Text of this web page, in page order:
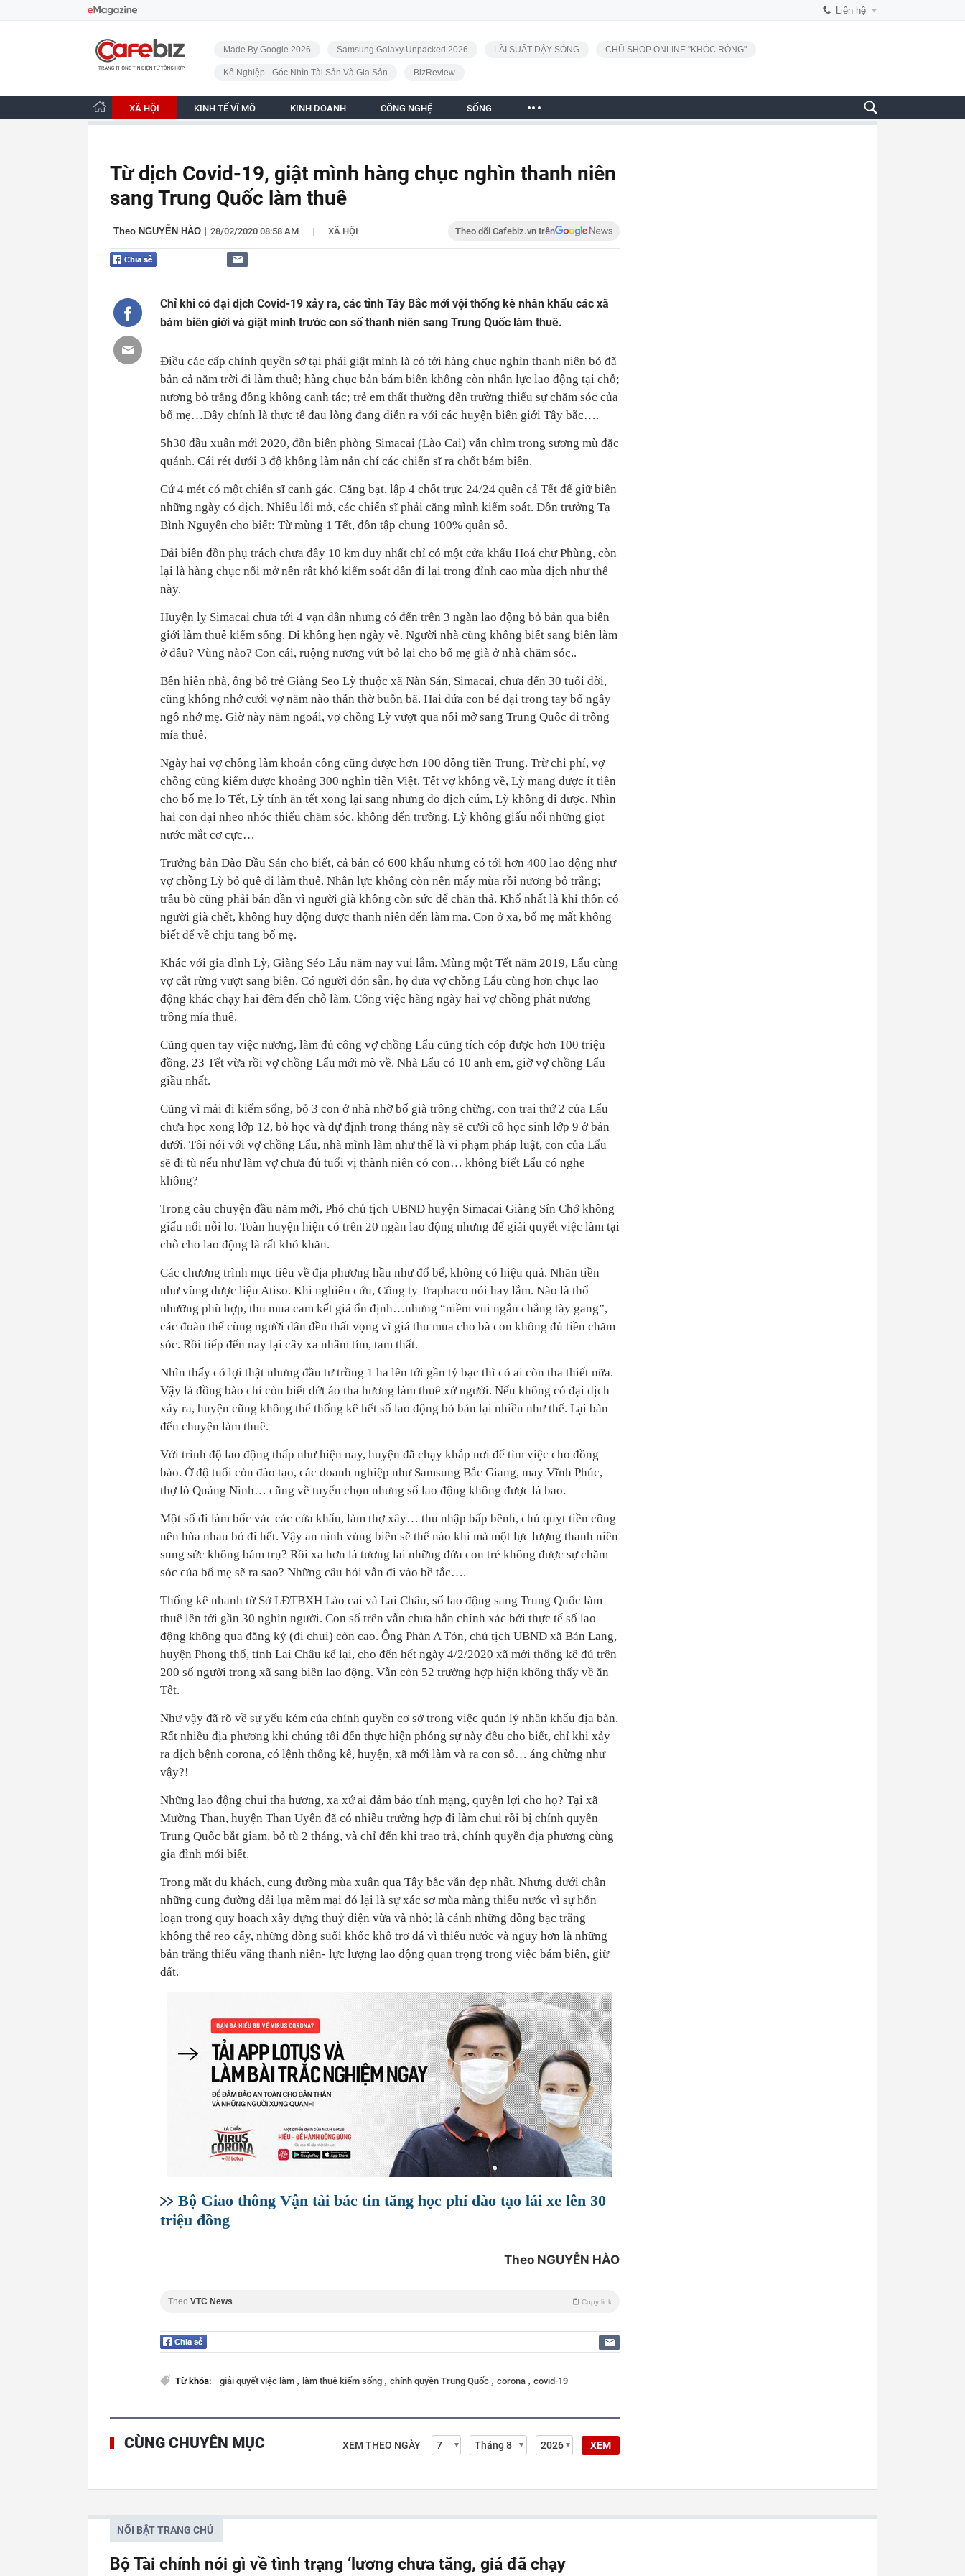
Liên hệ
CafeBiz - Trang chủ
Made By Google 2026 Samsung Galaxy Unpacked 2026 LÃI SUẤT DẬY SÓNG CHỦ SHOP ONLINE "KHÓC RÒNG"
Kế Nghiệp - Góc Nhìn Tài Sản Và Gia Sản BizReview
XÃ HỘI KINH TẾ VĨ MÔ KINH DOANH CÔNG NGHỆ SỐNG
Từ dịch Covid-19, giật mình hàng chục nghìn thanh niên
sang Trung Quốc làm thuê
Theo NGUYỄN HÀO 28/02/2020 08:58 AM | XÃ HỘI Theo dõi Cafebiz.vn trên
Chỉ khi có đại dịch Covid-19 xảy ra, các tỉnh Tây Bắc mới vội thống kê nhân khẩu các xã
bám biên giới và giật mình trước con số thanh niên sang Trung Quốc làm thuê.
Điều các cấp chính quyền sở tại phải giật mình là có tới hàng chục nghìn thanh niên bỏ đã
bản cả năm trời đi làm thuê; hàng chục bản bám biên không còn nhân lực lao động tại chỗ;
nương bỏ trắng đồng không canh tác; trẻ em thất thường đến trường thiếu sự chăm sóc của
bố mẹ…Đây chính là thực tế đau lòng đang diễn ra với các huyện biên giới Tây bắc….
5h30 đầu xuân mới 2020, đồn biên phòng Simacai (Lào Cai) vẫn chìm trong sương mù đặc
quánh. Cái rét dưới 3 độ không làm nản chí các chiến sĩ ra chốt bám biên.
Cứ 4 mét có một chiến sĩ canh gác. Căng bạt, lập 4 chốt trực 24/24 quên cả Tết để giữ biên
những ngày có dịch. Nhiều lối mở, các chiến sĩ phải căng mình kiểm soát. Đồn trưởng Tạ
Bình Nguyên cho biết: Từ mùng 1 Tết, đồn tập chung 100% quân số.
Dải biên đồn phụ trách chưa đầy 10 km duy nhất chỉ có một cửa khẩu Hoá chư Phùng, còn
lại là hàng chục nối mở nên rất khó kiểm soát dân đi lại trong đỉnh cao mùa dịch như thế
này.
Huyện lỵ Simacai chưa tới 4 vạn dân nhưng có đến trên 3 ngàn lao động bỏ bản qua biên
giới làm thuê kiếm sống. Đi không hẹn ngày về. Người nhà cũng không biết sang biên làm
ở đâu? Vùng nào? Con cái, ruộng nương vứt bỏ lại cho bố mẹ già ở nhà chăm sóc..
Bên hiên nhà, ông bố trẻ Giàng Seo Lỳ thuộc xã Nàn Sán, Simacai, chưa đến 30 tuổi đời,
cũng không nhớ cưới vợ năm nào thẫn thờ buồn bã. Hai đứa con bé dại trong tay bố ngây
ngô nhớ mẹ. Giờ này năm ngoái, vợ chồng Lỳ vượt qua nối mở sang Trung Quốc đi trồng
mía thuê.
Ngày hai vợ chồng làm khoán công cũng được hơn 100 đồng tiền Trung. Trừ chi phí, vợ
chồng cũng kiếm được khoảng 300 nghìn tiền Việt. Tết vợ không về, Lỳ mang được ít tiền
cho bố mẹ lo Tết, Lỳ tính ăn tết xong lại sang nhưng do dịch cúm, Lỳ không đi được. Nhìn
hai con dại nheo nhóc thiếu chăm sóc, không đến trường, Lỳ không giấu nổi những giọt
nước mắt cơ cực…
Trưởng bản Dào Dầu Sán cho biết, cả bản có 600 khẩu nhưng có tới hơn 400 lao động như
vợ chồng Lỳ bỏ quê đi làm thuê. Nhân lực không còn nên mấy mùa rồi nương bỏ trắng;
trâu bò cũng phải bán dần vì người già không còn sức để chăn thả. Khổ nhất là khi thôn có
người già chết, không huy động được thanh niên đến làm ma. Con ở xa, bố mẹ mất không
biết để về chịu tang bố mẹ.
Khác với gia đình Lỳ, Giàng Séo Lẩu năm nay vui lắm. Mùng một Tết năm 2019, Lẩu cùng
vợ cắt rừng vượt sang biên. Có người đón sẵn, họ đưa vợ chồng Lẩu cùng hơn chục lao
động khác chạy hai đêm đến chỗ làm. Công việc hàng ngày hai vợ chồng phát nương
trồng mía thuê.
Cũng quen tay việc nương, làm đủ công vợ chồng Lẩu cũng tích cóp được hơn 100 triệu
đồng, 23 Tết vừa rồi vợ chồng Lẩu mới mò về. Nhà Lẩu có 10 anh em, giờ vợ chồng Lẩu
giầu nhất.
Cũng vì mải đi kiếm sống, bỏ 3 con ở nhà nhờ bố già trông chừng, con trai thứ 2 của Lẩu
chưa học xong lớp 12, bỏ học và dự định trong tháng này sẽ cưới cô học sinh lớp 9 ở bản
dưới. Tôi nói với vợ chồng Lẩu, nhà mình làm như thế là vi phạm pháp luật, con của Lẩu
sẽ đi tù nếu như làm vợ chưa đủ tuổi vị thành niên có con… không biết Lẩu có nghe
không?
Trong câu chuyện đầu năm mới, Phó chủ tịch UBND huyện Simacai Giàng Sín Chớ không
giấu nổi nỗi lo. Toàn huyện hiện có trên 20 ngàn lao động nhưng để giải quyết việc làm tại
chỗ cho lao động là rất khó khăn.
Các chương trình mục tiêu về địa phương hầu như đổ bể, không có hiệu quả. Nhãn tiền
như vùng dược liệu Atiso. Khi nghiên cứu, Công ty Traphaco nói hay lắm. Nào là thổ
nhưỡng phù hợp, thu mua cam kết giá ổn định…nhưng “niềm vui ngắn chẳng tày gang”,
các đoàn thể cùng người dân đều thất vọng vì giá thu mua cho bà con không đủ tiền chăm
sóc. Rồi tiếp đến nay lại cây xa nhâm tím, tam thất.
Nhìn thấy có lợi thật nhưng đầu tư trồng 1 ha lên tới gần tỷ bạc thì có ai còn tha thiết nữa.
Vậy là đồng bào chỉ còn biết dứt áo tha hương làm thuê xứ người. Nếu không có đại dịch
xảy ra, huyện cũng không thể thống kê hết số lao động bỏ bản lại nhiều như thế. Lại bàn
đến chuyện làm thuê.
Với trình độ lao động thấp như hiện nay, huyện đã chạy khắp nơi để tìm việc cho đồng
bào. Ở độ tuổi còn đào tạo, các doanh nghiệp như Samsung Bắc Giang, may Vĩnh Phúc,
thợ lò Quảng Ninh… cũng về tuyển chọn nhưng số lao động không được là bao.
Một số đi làm bốc vác các cửa khẩu, làm thợ xây… thu nhập bấp bênh, chủ quỵt tiền công
nên hùa nhau bỏ đi hết. Vậy an ninh vùng biên sẽ thế nào khi mà một lực lượng thanh niên
sung sức không bám trụ? Rồi xa hơn là tương lai những đứa con trẻ không được sự chăm
sóc của bố mẹ sẽ ra sao? Những câu hỏi vẫn đi vào bề tắc….
Thống kê nhanh từ Sở LĐTBXH Lào cai và Lai Châu, số lao động sang Trung Quốc làm
thuê lên tới gần 30 nghìn người. Con số trên vẫn chưa hẳn chính xác bởi thực tế số lao
động không qua đăng ký (đi chui) còn cao. Ông Phàn A Tỏn, chủ tịch UBND xã Bản Lang,
huyện Phong thổ, tỉnh Lai Châu kể lại, cho đến hết ngày 4/2/2020 xã mới thống kê đủ trên
200 số người trong xã sang biên lao động. Vẫn còn 52 trường hợp hiện không thấy về ăn
Tết.
Như vậy đã rõ về sự yếu kém của chính quyền cơ sở trong việc quản lý nhân khẩu địa bàn.
Rất nhiều địa phương khi chúng tôi đến thực hiện phóng sự này đều cho biết, chỉ khi xảy
ra dịch bệnh corona, có lệnh thống kê, huyện, xã mới làm và ra con số… áng chừng như
vậy?!
Những lao động chui tha hương, xa xứ ai đảm bảo tính mạng, quyền lợi cho họ? Tại xã
Mường Than, huyện Than Uyên đã có nhiều trường hợp đi làm chui rồi bị chính quyền
Trung Quốc bắt giam, bỏ tù 2 tháng, và chỉ đến khi trao trả, chính quyền địa phương cùng
gia đình mới biết.
Trong mắt du khách, cung đường mùa xuân qua Tây bắc vẫn đẹp nhất. Nhưng dưới chân
những cung đường dải lụa mềm mại đó lại là sự xác sơ mùa màng thiếu nước vì sự hỗn
loạn trong quy hoạch xây dựng thuỷ điện vừa và nhỏ; là cánh những đồng bạc trắng
không thể reo cấy, những dòng suối khốc khô trơ đá vì thiếu nước và nguy hơn là những
bản trắng thiếu vắng thanh niên- lực lượng lao động quan trọng trong việc bám biên, giữ
đất.
Bộ Giao thông Vận tải bác tin tăng học phí đào tạo lái xe lên 30
triệu đồng
Theo NGUYỄN HÀO
Theo VTC News Copy link
Từ khóa: giải quyết việc làm , làm thuê kiếm sống , chính quyền Trung Quốc , corona , covid-19
CÙNG CHUYÊN MỤC XEM THEO NGÀY XEM
NỔI BẬT TRANG CHỦ
Bộ Tài chính nói gì về tình trạng ‘lương chưa tăng, giá đã chạy